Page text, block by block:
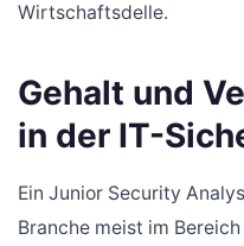
Wirtschaftsdelle.
Gehalt und
in der IT-
Ein Junior Security
Branche meist im